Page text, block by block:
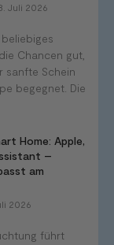
Juli 2026
Chancen gut,
sanfte Schein
begegnet. Die
Home: Apple,
–
am
2026
führt